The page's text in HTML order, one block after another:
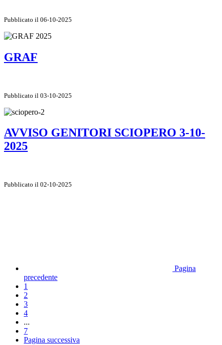
Pubblicato il 06-10-2025
GRAF
Pubblicato il 03-10-2025
AVVISO GENITORI SCIOPERO 3-10-
2025
Pubblicato il 02-10-2025
Pagina
precedente
1
2
3
4
...
7
Pagina successiva